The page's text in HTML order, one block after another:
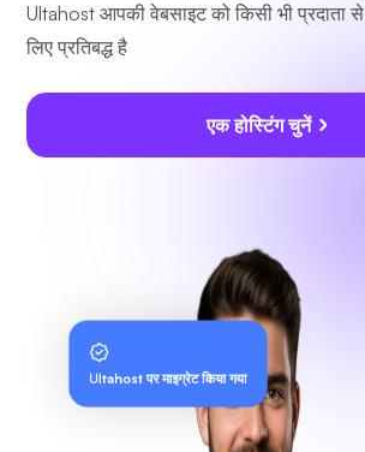
Ultahost आपकी वेबसाइट को किसी भी प्रदाता
लिए प्रतिबद्ध है
एक होस्टिंग चुनें
Ultahost पर माइग्रेट किया गया